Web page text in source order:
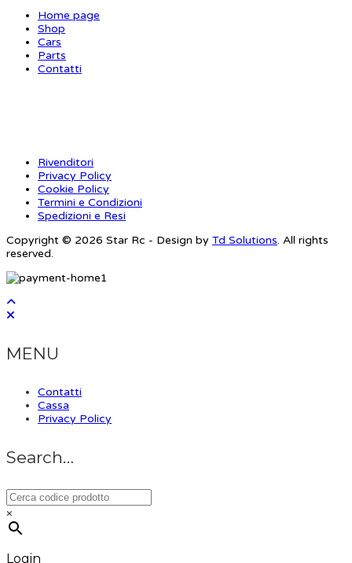
Home page
Shop
Cars
Parts
Contatti
Rivenditori
Privacy Policy
Cookie Policy
Termini e Condizioni
Spedizioni e Resi
Copyright © 2026 Star Rc - Design by Td Solutions. All rights
reserved.
MENU
Contatti
Cassa
Privacy Policy
Search…
×
Login